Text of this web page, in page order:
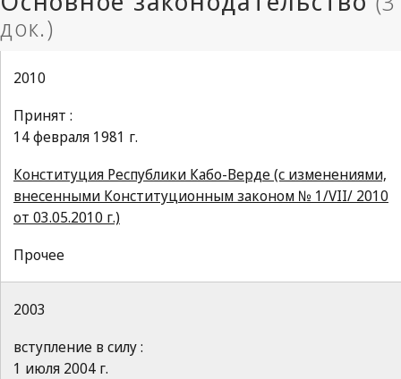
2010
Принят :
14 февраля 1981 г.
Конституция Республики Кабо-Верде (с изменениями,
внесенными Конституционным законом № 1/VII/ 2010
от 03.05.2010 г.)
Прочее
2003
вступление в силу :
1 июля 2004 г.